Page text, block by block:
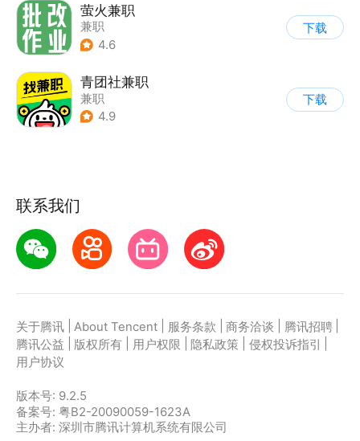
萤火兼职
兼职
4.6
下载
青团社兼职
兼职
4.9
下载
联系我们
关于腾讯 About Tencent 服务条款 商务洽谈 腾讯招聘
腾讯公益
版权所有 用户权限 隐私政策 侵权投诉指引
用户协议
版本号: 9.2.5
备案号: 粤B2-20090059-1623A
主办者: 深圳市腾讯计算机系统有限公司